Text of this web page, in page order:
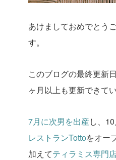
あけましておめでとう
す。
このブログの最終更新
ヶ月以上も更新できて
7月に次男を出産し、
レストランTottoをオー
加えてティラミス専門